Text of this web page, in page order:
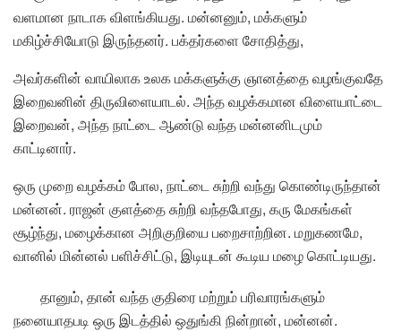
வளமான நாடாக விளங்கியது. மன்னனும், மக்களும்
மகிழ்ச்சியோடு இருந்தனர். பக்தர்களை சோதித்து,
அவர்களின் வாயிலாக உலக மக்களுக்கு ஞானத்தை வழங்குவதே
இறைவனின் திருவிளையாடல். அந்த வழக்கமான விளையாட்டை
இறைவன், அந்த நாட்டை ஆண்டு வந்த மன்னனிடமும்
காட்டினார்.
ஒரு முறை வழக்கம் போல, நாட்டை சுற்றி வந்து கொண்டிருந்தான்
மன்னன். ராஜன் குளத்தை சுற்றி வந்தபோது, கரு மேகங்கள்
சூழ்ந்து, மழைக்கான அறிகுறியை பறைசாற்றின. மறுகணமே,
வானில் மின்னல் பளிச்சிட்டு, இடியுடன் கூடிய மழை கொட்டியது.
தானும், தான் வந்த குதிரை மற்றும் பரிவாரங்களும்
நனையாதபடி ஒரு இடத்தில் ஒதுங்கி நின்றான், மன்னன்.